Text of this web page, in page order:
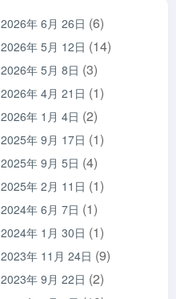
2026年 6月 26日 (6)
2026年 5月 12日 (14)
2026年 5月 8日 (3)
2026年 4月 21日 (1)
2026年 1月 4日 (2)
2025年 9月 17日 (1)
2025年 9月 5日 (4)
2025年 2月 11日 (1)
2024年 6月 7日 (1)
2024年 1月 30日 (1)
2023年 11月 24日 (9)
2023年 9月 22日 (2)